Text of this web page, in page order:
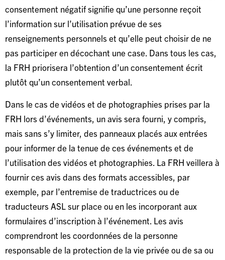
consentement négatif signifie qu’une personne reçoit
l’information sur l’utilisation prévue de ses
renseignements personnels et qu’elle peut choisir de ne
pas participer en décochant une case. Dans tous les cas,
la FRH priorisera l’obtention d’un consentement écrit
plutôt qu’un consentement verbal.
Dans le cas de vidéos et de photographies prises par la
FRH lors d’événements, un avis sera fourni, y compris,
mais sans s’y limiter, des panneaux placés aux entrées
pour informer de la tenue de ces événements et de
l’utilisation des vidéos et photographies. La FRH veillera à
fournir ces avis dans des formats accessibles, par
exemple, par l’entremise de traductrices ou de
traducteurs ASL sur place ou en les incorporant aux
formulaires d’inscription à l’événement. Les avis
comprendront les coordonnées de la personne
responsable de la protection de la vie privée ou de sa ou